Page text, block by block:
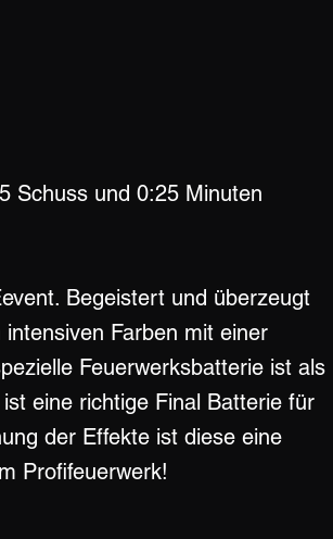
Schuss und 0:25 Minuten
Begeistert und überzeugt
Farben mit einer
Feuerwerksbatterie ist als
eine richtige Final Batterie für
der Effekte ist diese eine
Profifeuerwerk!